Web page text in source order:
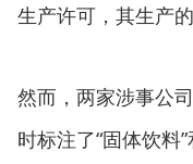
生产许可，其生产
然而，两家涉事公
时标注了“固体饮料